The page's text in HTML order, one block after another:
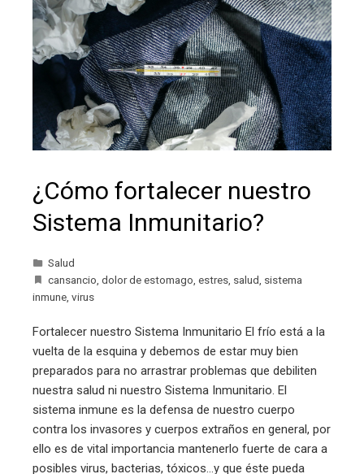
¿Cómo fortalecer nuestro
Sistema Inmunitario?
Salud
cansancio dolor de estomago estres salud sistema
inmune virus
Fortalecer nuestro Sistema Inmunitario El frío está a la
vuelta de la esquina y debemos de estar muy bien
preparados para no arrastrar problemas que debiliten
nuestra salud ni nuestro Sistema Inmunitario. El
sistema inmune es la defensa de nuestro cuerpo
contra los invasores y cuerpos extraños en general, por
ello es de vital importancia mantenerlo fuerte de cara a
posibles virus, bacterias, tóxicos…y que éste pueda